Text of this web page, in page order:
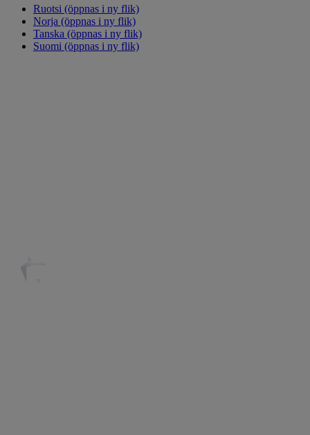
Ruotsi (öppnas i ny flik)
Norja (öppnas i ny flik)
Tanska (öppnas i ny flik)
Suomi (öppnas i ny flik)